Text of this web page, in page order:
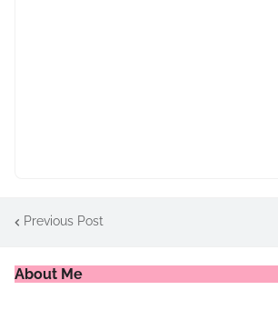
Previous Post
About Me